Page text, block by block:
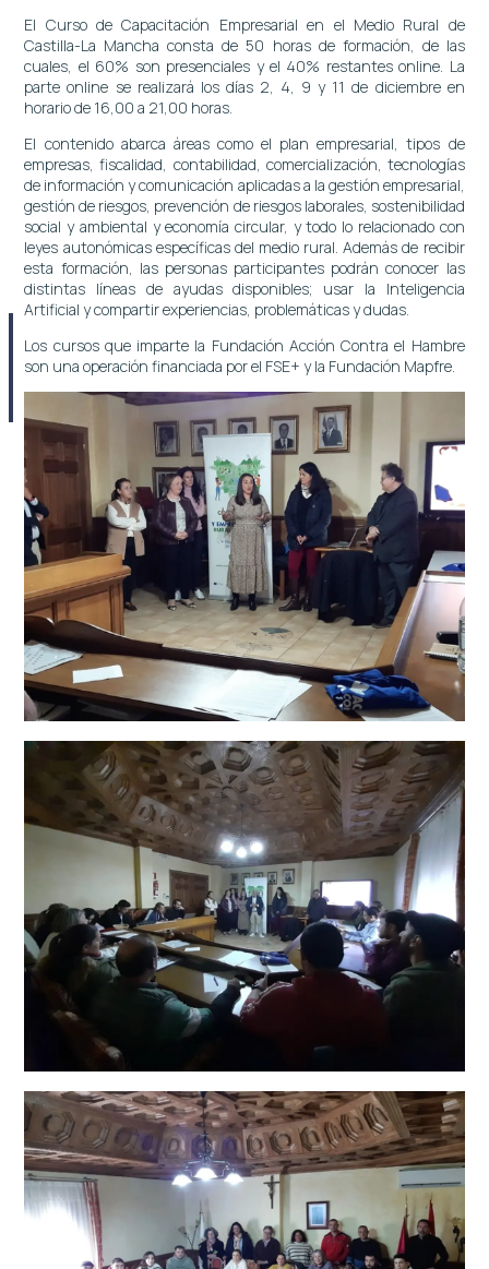
El Curso de Capacitación Empresarial en el Medio Rural de
Castilla-La Mancha consta de 50 horas de formación, de las
cuales, el 60% son presenciales y el 40% restantes online. La
parte online se realizará los días 2, 4, 9 y 11 de diciembre en
horario de 16,00 a 21,00 horas.
El contenido abarca áreas como el plan empresarial, tipos de
empresas, fiscalidad, contabilidad, comercialización, tecnologías
de información y comunicación aplicadas a la gestión empresarial,
gestión de riesgos, prevención de riesgos laborales, sostenibilidad
social y ambiental y economía circular, y todo lo relacionado con
leyes autonómicas específicas del medio rural. Además de recibir
esta formación, las personas participantes podrán conocer las
distintas líneas de ayudas disponibles; usar la Inteligencia
Artificial y compartir experiencias, problemáticas y dudas.
Los cursos que imparte la Fundación Acción Contra el Hambre
son una operación financiada por el FSE+ y la Fundación Mapfre.